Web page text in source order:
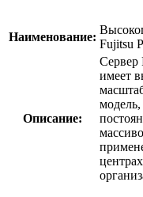
Наименование:
Fujitsu
Описание:
Сервер
имеет